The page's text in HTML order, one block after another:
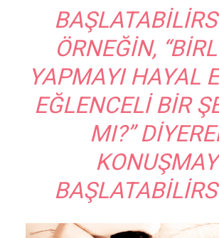
ÖRNEĞIN,
YAPMAYI HAYAL
EĞLENCELI BIR
MI?”